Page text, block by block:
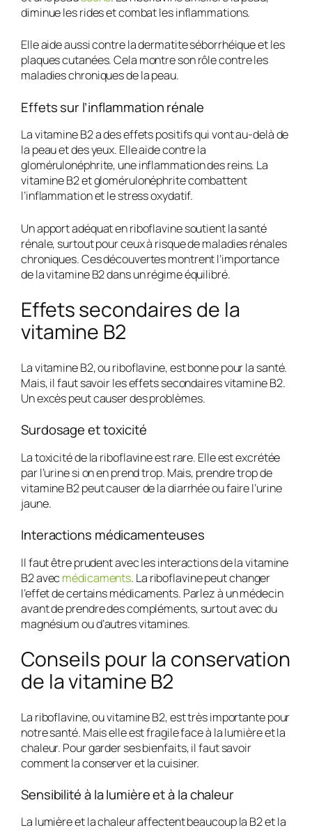
diminue les rides et combat les inflammations.
Elle aide aussi contre la dermatite séborrhéique et les
plaques cutanées. Cela montre son rôle contre les
maladies chroniques de la peau.
Effets sur l’inflammation rénale
La vitamine B2 a des effets positifs qui vont au-delà de
la peau et des yeux. Elle aide contre la
glomérulonéphrite, une inflammation des reins. La
vitamine B2 et glomérulonéphritecombattent
l’inflammation et le stress oxydatif.
Un apport adéquat en riboflavine soutient la santé
rénale, surtout pour ceux à risque de maladies rénales
chroniques. Ces découvertes montrent l’importance
de la vitamine B2 dans un régime équilibré.
Effets secondaires de la
vitamine B2
La vitamine B2, ou riboflavine, est bonne pour la santé.
Mais, il faut savoir leseffets secondaires vitamine B2.
Un excès peut causer des problèmes.
Surdosage et toxicité
Latoxicité de la riboflavineest rare. Elle est excrétée
par l’urine si on en prend trop. Mais, prendre trop de
vitamine B2 peut causer de la diarrhée ou faire l’urine
jaune.
Interactions médicamenteuses
Il faut être prudent avec lesinteractions de la vitamine
B2 avec médicaments. La riboflavine peut changer
l’effet de certains médicaments. Parlez à un médecin
avant de prendre des compléments, surtout avec du
magnésium ou d’autres vitamines.
Conseils pour la conservation
de la vitamine B2
La riboflavine, ou vitamine B2, est très importante pour
notre santé. Mais elle est fragile face à la lumière et la
chaleur. Pour garder ses bienfaits, il faut savoir
comment la conserver et la cuisiner.
Sensibilité à la lumière et à la chaleur
La lumière et la chaleur affectent beaucoup la B2 et la